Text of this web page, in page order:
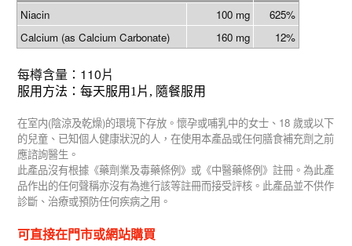
Niacin 100 mg
625%
Calcium (as Calcium Carbonate)
160 mg 12%
每樽含量： 110片
服用方法：每天服用 1 片 , 隨餐服用
在室内(陰涼及乾燥)的環境下存放。懷孕或哺乳中的女士、 18 歲或以下
的兒童、已知個人健康狀況的人，在使用本產品或任何膳食補充劑之前
應諮詢醫生。
此產品沒有根據《藥劑業及毒藥條例》或《中醫藥條例》註冊。為此產
品作出的任何聲稱亦沒有為進行該等註冊而接受評核。此產品並不供作
診斷、治療或預防任何疾病之用。
可直接在門市或網站購買